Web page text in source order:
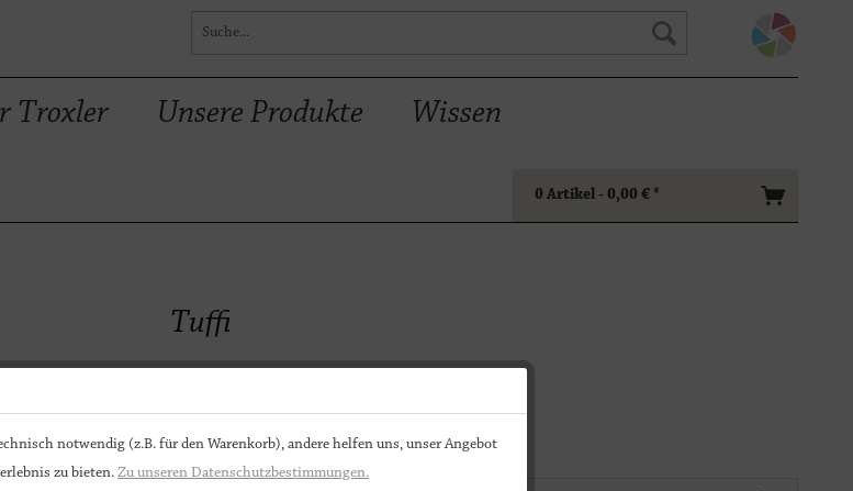
Troxler Unsere Produkte Wissen
0 Artikel - 0,00 € *
Tuffi
Bitte wählen
notwendig (z.B. für den Warenkorb), andere helfen uns, unser Angebot
zu bieten. Zu unseren Datenschutzbestimmungen.